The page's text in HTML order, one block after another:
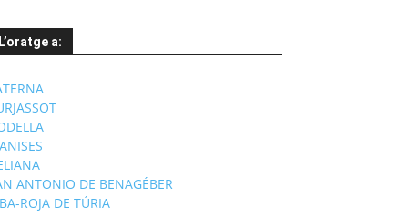
L’oratge a:
ANTONIO DE BENAGÉBER
ROJA DE TÚRIA